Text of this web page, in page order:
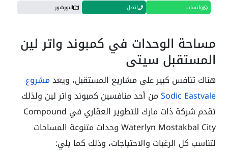
واتساب اتصل البورشور
مساحة الوحدات في كمبوند واتر لين
المستقبل سيتي
هناك تنافس كبير على مشاريع المستقبل، ويعدمشروع
Sodic Eastvaleمن أحد منافسين كمبوند واتر لين ولذلك
تقدم شركة ذات مارك للتطوير العقاري في Compound
Waterlyn Mostakbal City وحدات متنوعة المساحات
لتناسب كل الرغبات والاحتياجات، وذلك كما يلي: